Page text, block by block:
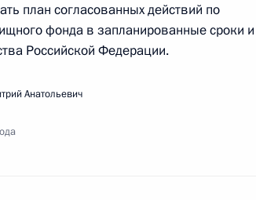
Совета по реализации приоритетных
план согласованных действий по
фонда в запланированные сроки и
Российской Федерации.
Анатольевич